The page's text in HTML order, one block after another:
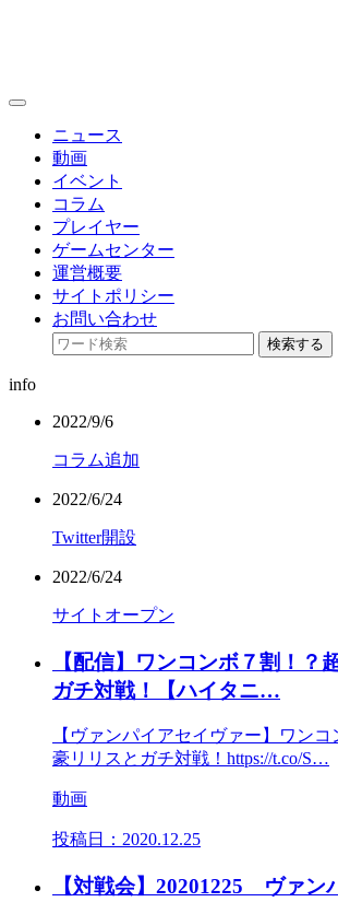
toggle
ニュース
動画
イベント
コラム
プレイヤー
ゲームセンター
運営概要
サイトポリシー
お問い合わせ
検索する
info
2022/9/6
コラム追加
2022/6/24
Twitter開設
2022/6/24
サイトオープン
【配信】ワンコンボ７割！？
ガチ対戦！【ハイタニ…
【ヴァンパイアセイヴァー】ワン
豪リリスとガチ対戦！https://t.co/S…
動画
投稿日： 2020.12.25
【対戦会】20201225 ヴァン